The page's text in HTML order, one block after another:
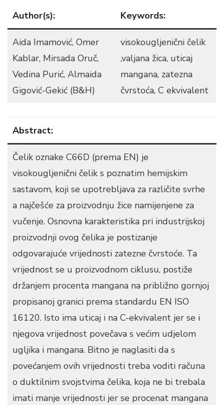
Author(s): Keywords:
Aida Imamović, Omer
Kablar, Mirsada Oruč,
Vedina Purić, Almaida
Gigović-Gekić (B&H)
visokougljenični čelik
,valjana žica, uticaj
mangana, zatezna
čvrstoća, C ekvivalent
Abstract:
Čelik oznake C66D (prema EN) je
visokougljenični čelik s poznatim hemijskim
sastavom, koji se upotrebljava za različite svrhe
a najčešće za proizvodnju žice namijenjene za
vučenje. Osnovna karakteristika pri industrijskoj
proizvodnji ovog čelika je postizanje
odgovarajuće vrijednosti zatezne čvrstoće. Ta
vrijednost se u proizvodnom ciklusu, postiže
držanjem procenta mangana na približno gornjoj
propisanoj granici prema standardu EN ISO
16120. Isto ima uticaj i na C-ekvivalent jer se i
njegova vrijednost povečava s većim udjelom
ugljika i mangana. Bitno je naglasiti da s
povećanjem ovih vrijednosti treba voditi računa
o duktilnim svojstvima čelika, koja ne bi trebala
imati manje vrijednosti jer se procenat mangana